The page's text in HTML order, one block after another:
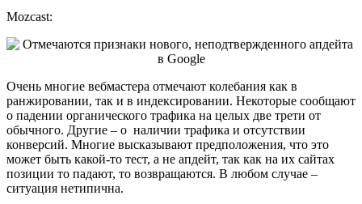
Mozcast:
Очень многие вебмастера отмечают колебания как в
ранжировании, так и в индексировании. Некоторые сообщают
о падении органического трафика на целых две трети от
обычного. Другие – о наличии трафика и отсутствии
конверсий. Многие высказывают предположения, что это
может быть какой-то тест, а не апдейт, так как на их сайтах
позиции то падают, то возвращаются. В любом случае –
ситуация нетипична.